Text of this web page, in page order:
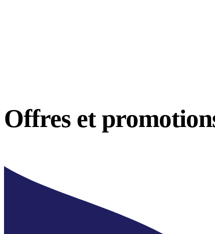
Offres et